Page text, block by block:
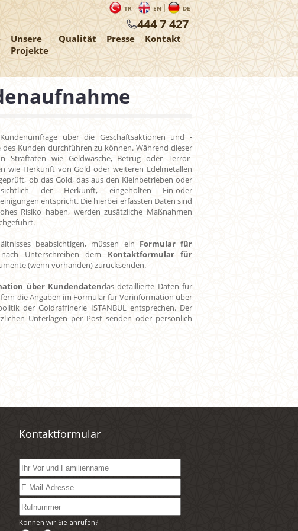
TR EN DE
444 7 427
Unsere
Projekte
Qualität Presse Kontakt
über die Geschäftsaktionen und -
Kunden durchführen zu können. Während dieser
Straftaten wie Geldwäsche, Betrug oder Terror-
wie Herkunft von Gold oder weiteren Edelmetallen
ob das Gold, das aus den Kleinbetrieben oder
der Herkunft, eingeholten Ein-oder
entspricht. Die hierbei erfassten Daten sind
Risiko haben, werden zusätzliche Maßnahmen
beabsichtigen, müssen ein Formular für
Unterschreiben dem Kontaktformular für
(wenn vorhanden) zurücksenden.
über Kundendatendas detaillierte Daten für
die Angaben im Formular für Vorinformation über
der Goldraffinerie ISTANBUL entsprechen. Der
Unterlagen per Post senden oder persönlich
Kontaktformular